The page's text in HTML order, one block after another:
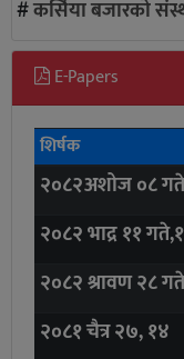
#कर्सिया बजारको
E-Papers
शिर्षक
२०८२अशोज ०८
२०८२ भाद्र ११
२०८२ श्रावण २८
२०८१ चैत्र २७, १४